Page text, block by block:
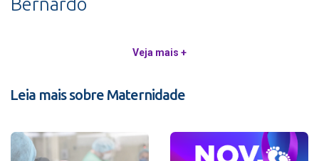
Bernardo
Veja mais +
Leia mais sobre Maternidade